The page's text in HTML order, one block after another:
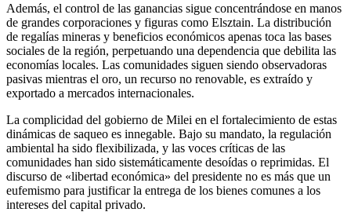
Además, el control de las ganancias sigue concentrándose en manos
de grandes corporaciones y figuras como Elsztain. La distribución
de regalías mineras y beneficios económicos apenas toca las bases
sociales de la región, perpetuando una dependencia que debilita las
economías locales. Las comunidades siguen siendo observadoras
pasivas mientras el oro, un recurso no renovable, es extraído y
exportado a mercados internacionales.
La complicidad del gobierno de Milei en el fortalecimiento de estas
dinámicas de saqueo es innegable. Bajo su mandato, la regulación
ambiental ha sido flexibilizada, y las voces críticas de las
comunidades han sido sistemáticamente desoídas o reprimidas. El
discurso de «libertad económica» del presidente no es más que un
eufemismo para justificar la entrega de los bienes comunes a los
intereses del capital privado.